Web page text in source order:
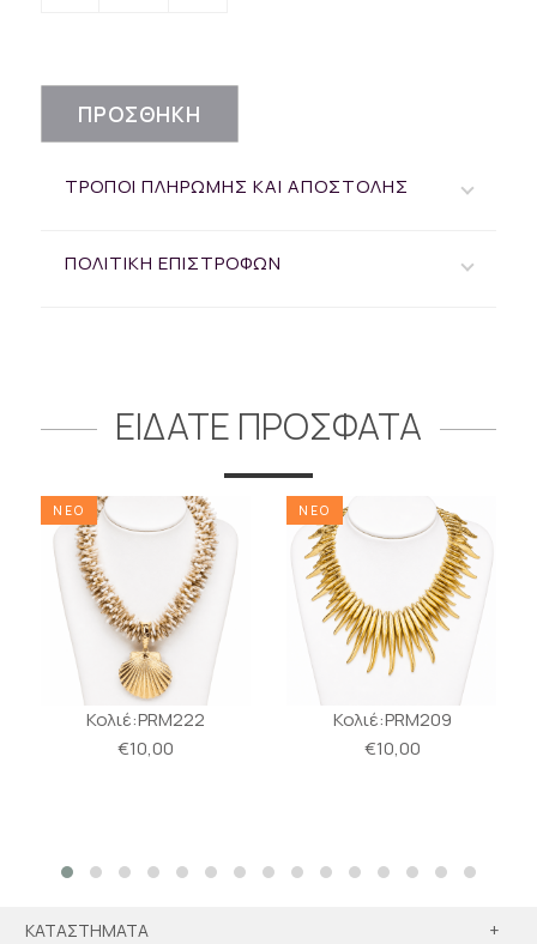
ΠΡΟΣΘΗΚΗ
ΤΡΟΠΟΙ ΠΛΗΡΩΜΗΣ ΚΑΙ ΑΠΟΣΤΟΛΗΣ
ΠΟΛΙΤΙΚΗ ΕΠΙΣΤΡΟΦΩΝ
ΕΙΔΑΤΕ ΠΡΟΣΦΑΤΑ
ΝΕΟ
Κολιέ:PRM222
€10,00
ΝΕΟ
Κολιέ:PRM209
€10,00
ΚΑΤΑΣΤΗΜΑΤΑ +